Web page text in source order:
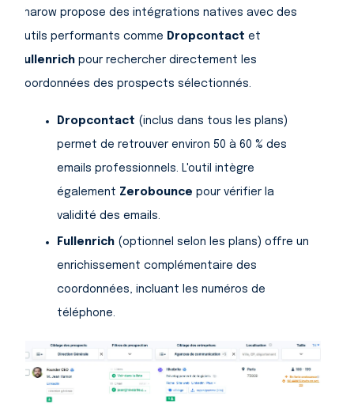
Pharow propose des intégrations natives avec des
outils performants comme Dropcontact et
Fullenrich pour rechercher directement les
coordonnées des prospects sélectionnés.
Dropcontact (inclus dans tous les plans)
permet de retrouver environ 50 à 60 % des
emails professionnels. L'outil intègre
également Zerobounce pour vérifier la
validité des emails.
Fullenrich (optionnel selon les plans) offre un
enrichissement complémentaire des
coordonnées, incluant les numéros de
téléphone.